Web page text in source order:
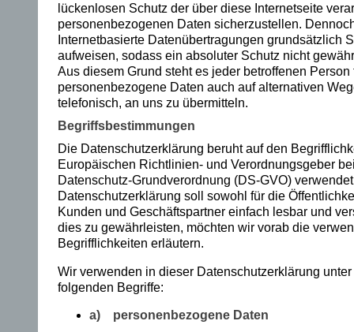
id
en
al
w
ac
hs
e
lückenlosen Schutz der über diese Internetseite
personenbezogenen Daten sicherzustellen.
Internetbasierte Datenübertragungen grundsätzlich
aufweisen, sodass ein absoluter Schutz nicht
Aus diesem Grund steht es jeder betroffenen Person
personenbezogene Daten auch auf alternativen
telefonisch, an uns zu übermitteln.
Begriffsbestimmungen
Die Datenschutzerklärung beruht auf den
Europäischen Richtlinien- und Verordnungsgeber
Datenschutz-Grundverordnung (DS-GVO)
Datenschutzerklärung soll sowohl für die
Kunden und Geschäftspartner einfach lesbar und
dies zu gewährleisten, möchten wir vorab die
Begrifflichkeiten erläutern.
Wir verwenden in dieser Datenschutzerklärung
folgenden Begriffe:
a) personenbezogene Daten